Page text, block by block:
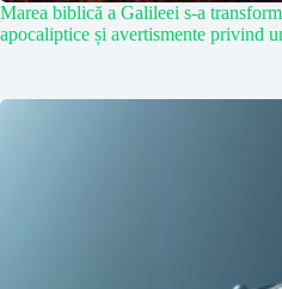
Marea biblică a Galileei s-a
apocaliptice și avertismente privind